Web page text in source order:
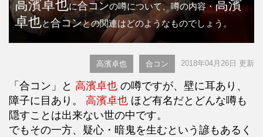
高濱卓也に合コンの噂について、噂の内容・高濱
卓也と合コンとの関連はどのようなものでしょう。
高濱卓也 合コン 2018年04月26日 更新
「合コン」と 高濱卓也 の噂ですが、壁に耳あり、
障子に目あり。 高濱卓也 ほど有名だとどんな噂も
隠すことは出来ない世の中です。
でもその一方、疑心・暗鬼を生むという諺もあるく